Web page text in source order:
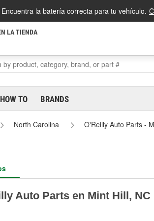
Encuentra la batería correcta para tu vehículo.
LA TIENDA
HOW TO BRANDS
North Carolina
O'Reilly Auto Parts -
Auto Parts en Mint Hill, NC